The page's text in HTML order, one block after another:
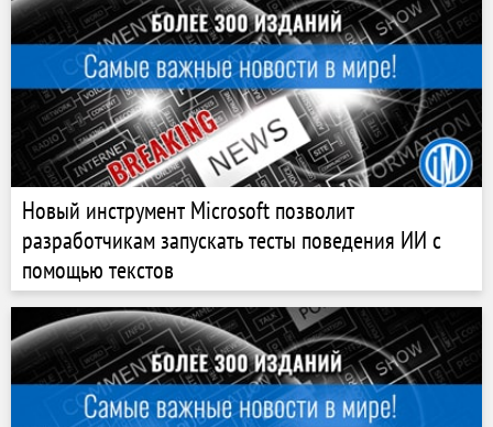
Новый инструмент Microsoft позволит
разработчикам запускать тесты поведения ИИ с
помощью текстов